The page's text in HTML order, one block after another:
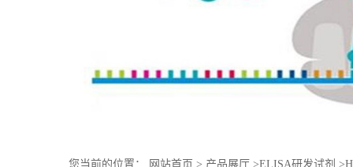
您当前的位置： 网站首页 > 产品展厅 >ELISA研发试剂 >